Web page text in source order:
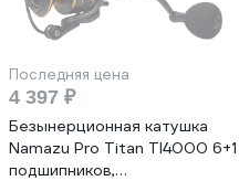
Последняя цена
4 397 ₽
Безынерционная катушка
Namazu Pro Titan TI4000 6+1
подшипников,